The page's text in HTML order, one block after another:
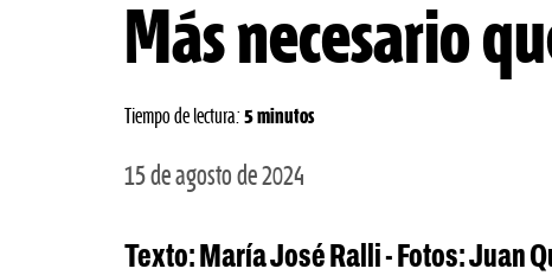
Más necesario
Tiempo de lectura: 5 minutos
15 de agosto de 2024
Texto: María José Ralli - Fotos: Juan